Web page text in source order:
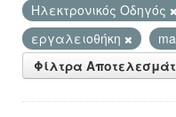
Hλεκτρονικός Οδηγός
εργαλειοθήκη
Φίλτρα